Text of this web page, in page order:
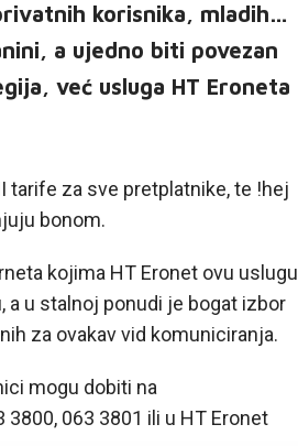
korisnika, mladih…
a ujedno biti povezan
već usluga HT Eroneta
tarife za sve pretplatnike, te !hej
bonom.
kojima HT Eronet ovu uslugu
u stalnoj ponudi je bogat izbor
za ovakav vid komuniciranja.
mogu dobiti na
063 3801 ili u HT Eronet